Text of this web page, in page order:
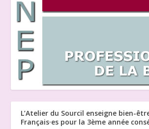
L’Atelier du Sourcil enseigne bien-
Français·es pour la 3ème année